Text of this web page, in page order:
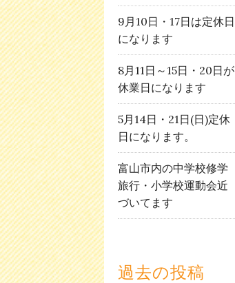
9月10日・17日は定休日
になります
8月11日～15日・20日が
休業日になります
5月14日・21日(日)定休
日になります。
富山市内の中学校修学
旅行・小学校運動会近
づいてます
過去の投稿